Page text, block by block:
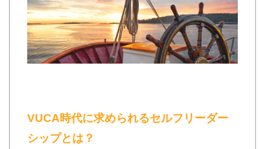
VUCA時代に求められるセルフリーダー
シップとは？